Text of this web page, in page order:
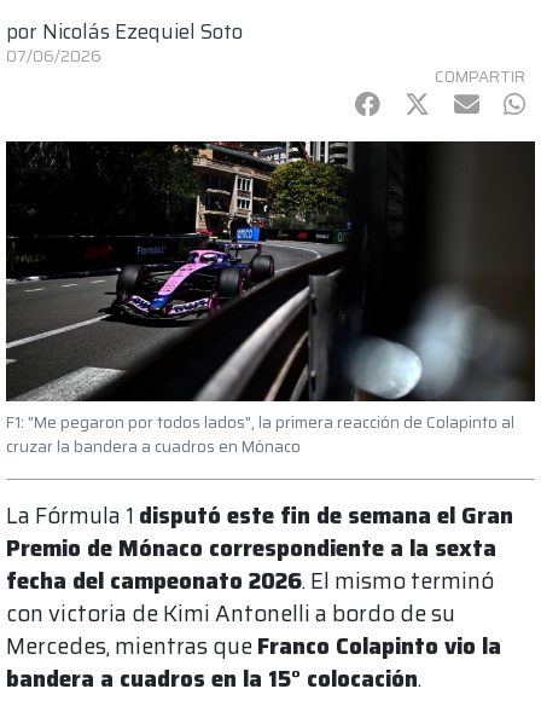
por Nicolás Ezequiel Soto
07/06/2026
COMPARTIR
Facebook
Twitter
mail
F1: "Me pegaron por todos lados", la primera reacción de Colapinto al
cruzar la bandera a cuadros en Mónaco
La Fórmula 1 disputó este fin de semana el Gran
Premio de Mónaco correspondiente a la sexta
fecha del campeonato 2026. El mismo terminó
con victoria de Kimi Antonelli a bordo de su
Mercedes, mientras queFranco Colapinto vio la
bandera a cuadros en la 15° colocación.